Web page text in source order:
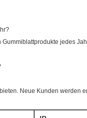
jedes
Neue Kunden werden